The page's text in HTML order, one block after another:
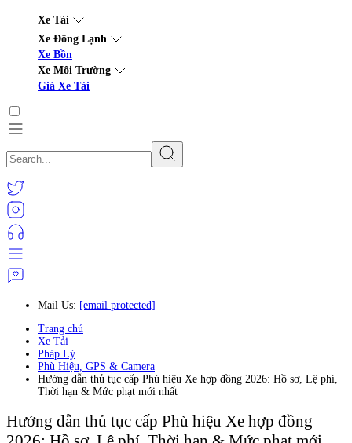
Xe Tải
Xe Đông Lạnh
Xe Bồn
Xe Môi Trường
Giá Xe Tải
Mail Us: [email protected]
Trang chủ
Xe Tải
Pháp Lý
Phù Hiệu, GPS & Camera
Hướng dẫn thủ tục cấp Phù hiệu Xe hợp đồng 2026: Hồ sơ, Lệ phí,
Thời hạn & Mức phạt mới nhất
Hướng dẫn thủ tục cấp Phù hiệu Xe hợp đồng